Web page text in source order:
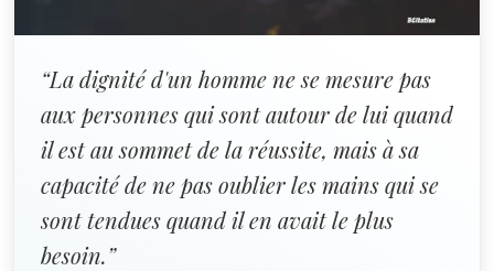
“La dignité d'un homme ne se mesure pas
aux personnes qui sont autour de lui quand
il est au sommet de la réussite, mais à sa
capacité de ne pas oublier les mains qui se
sont tendues quand il en avait le plus
besoin.”